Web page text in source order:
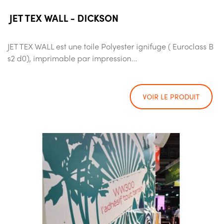
JET TEX WALL - DICKSON
JET TEX WALL est une toile Polyester ignifuge ( Euroclass B
s2 d0), imprimable par impression...
VOIR LE PRODUIT